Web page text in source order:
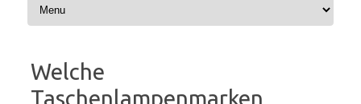
Welche
Taschenlampenmarken